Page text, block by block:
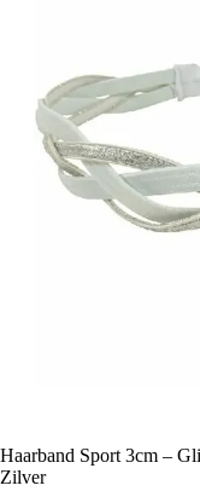
Haarband Sport 3cm –
Zilver